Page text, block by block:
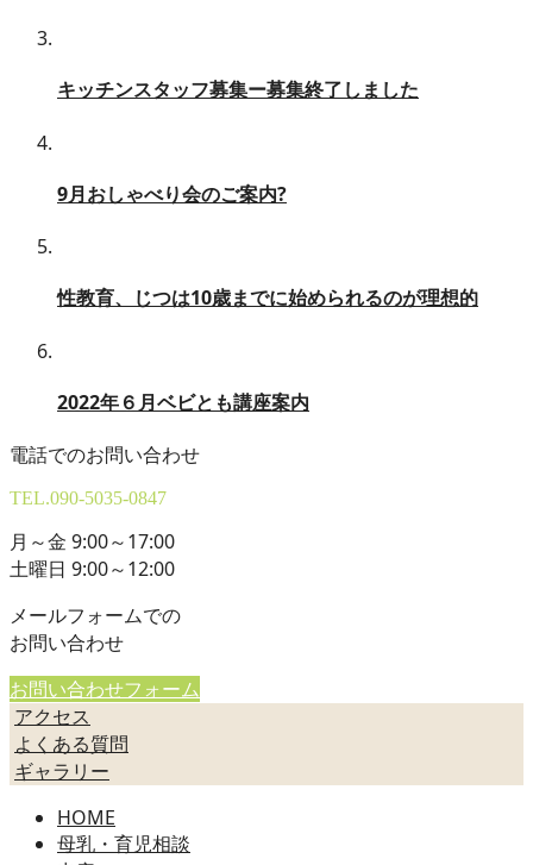
キッチンスタッフ募集ー募集終了しました
9月おしゃべり会のご案内?
性教育、じつは10歳までに始められるのが理想的
2022年６月ベビとも講座案内
電話でのお問い合わせ
TEL.090-5035-0847
月～金 9:00～17:00
土曜日 9:00～12:00
メールフォームでの
お問い合わせ
お問い合わせフォーム
アクセス
よくある質問
ギャラリー
HOME
母乳・育児相談